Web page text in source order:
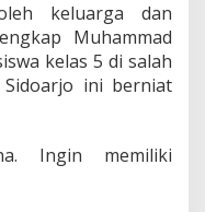
k
h
i
r
a
B
keluarga dan
Muhammad
kelas 5 di salah
ini berniat
Ingin memiliki